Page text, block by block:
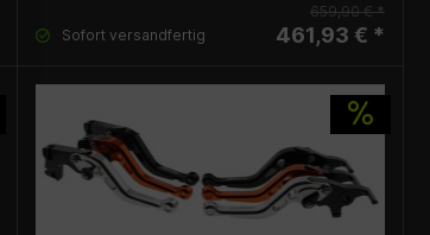
Sofort versandfertig
659,90 € *
461,93 € *